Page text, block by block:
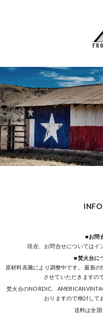
■お問
現在、お問合せについてはイ
■焚火台に
原材料高騰により調整中です。 最新
させていただきますの
焚火台のNORDIC、
おりますので検討して
送料は全国